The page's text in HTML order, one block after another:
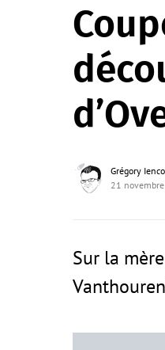
Grégory Ienco
21
Sur la